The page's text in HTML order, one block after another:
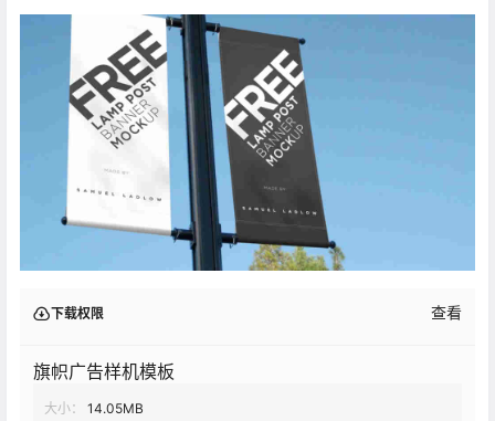
下载权限 查看
旗帜广告样机模板
大小：
14.05MB